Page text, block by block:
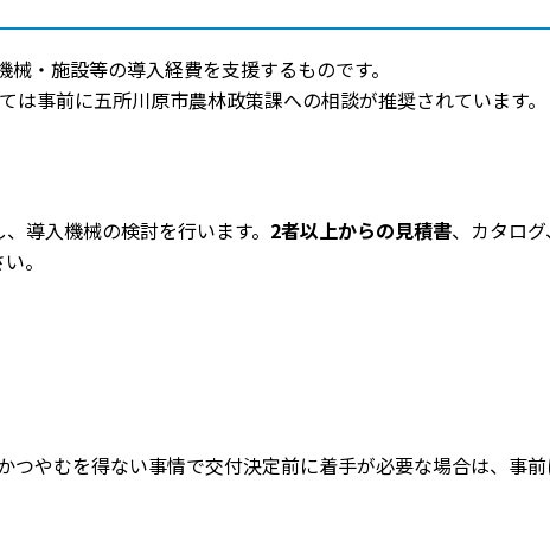
・施設等の導入経費を支援するものです。
は事前に五所川原市農林政策課への相談が推奨されています。
導入機械の検討を行います。 2者以上からの見積書、カタロ
。
つやむを得ない事情で交付決定前に着手が必要な場合は、事